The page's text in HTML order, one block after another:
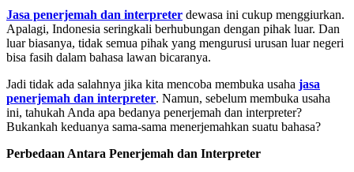
Jasa penerjemah dan interpreter dewasa ini cukup menggiurkan.
Apalagi, Indonesia seringkali berhubungan dengan pihak luar. Dan
luar biasanya, tidak semua pihak yang mengurusi urusan luar negeri
bisa fasih dalam bahasa lawan bicaranya.
Jadi tidak ada salahnya jika kita mencoba membuka usaha jasa
penerjemah dan interpreter. Namun, sebelum membuka usaha
ini, tahukah Anda apa bedanya penerjemah dan interpreter?
Bukankah keduanya sama-sama menerjemahkan suatu bahasa?
Perbedaan Antara Penerjemah dan Interpreter